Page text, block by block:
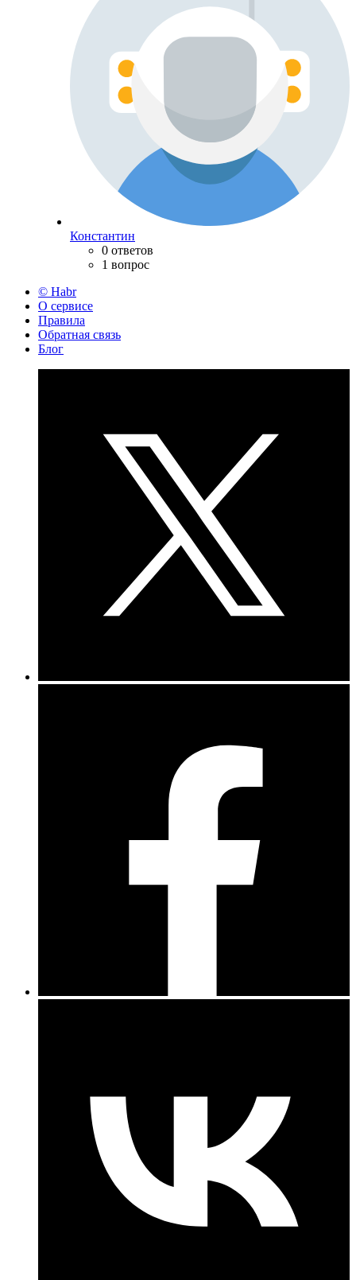
Константин
0 ответов
1 вопрос
© Habr
О сервисе
Правила
Обратная связь
Блог